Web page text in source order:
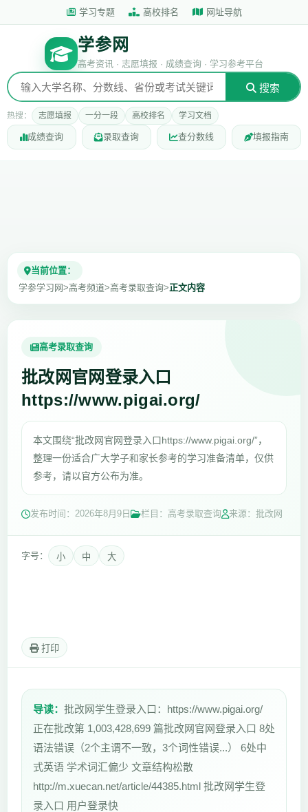
学习专题 高校排名 网址导航
学参网
高考资讯 · 志愿填报 · 成绩查询 · 学习参考平台
搜索
热搜： 志愿填报 一分一段 高校排名 学习文档
成绩查询 录取查询 查分数线 填报指南
当前位置：
学参学习网>高考频道>高考录取查询>正文内容
高考录取查询
批改网官网登录入口
https://www.pigai.org/
本文围绕“批改网官网登录入口https://www.pigai.org/”，
整理一份适合广大学子和家长参考的学习准备清单，仅供
参考，请以官方公布为准。
发布时间： 2026年8月9日 栏目：高考录取查询 来源：批改网
字号： 小 中 大
打印
导读： 批改网学生登录入口：https://www.pigai.org/
正在批改第 1,003,428,699 篇批改网官网登录入口 8处
语法错误（2个主谓不一致，3个词性错误...） 6处中
式英语 学术词汇偏少 文章结构松散
http://m.xuecan.net/article/44385.html 批改网学生登
录入口 用户登录快